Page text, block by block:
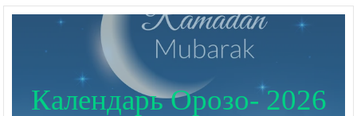
Календарь Орозо- 2026